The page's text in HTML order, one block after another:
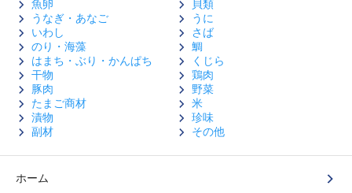
魚卵
貝類
うなぎ・あなご
うに
いわし
さば
のり・海藻
鯛
はまち・ぶり・かんぱち
くじら
干物
鶏肉
豚肉
野菜
たまご商材
米
漬物
珍味
副材
その他
ホーム